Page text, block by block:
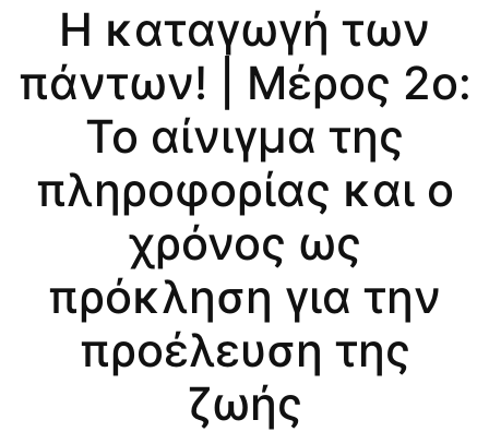
Η καταγωγή των
πάντων! | Μέρος 2ο:
Το αίνιγμα της
πληροφορίας και ο
χρόνος ως
πρόκληση για την
προέλευση της
ζωής